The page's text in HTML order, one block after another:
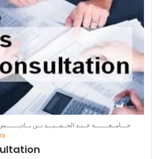
جـــامــعـــــــة عــبـد الحــمــيـــد بــن